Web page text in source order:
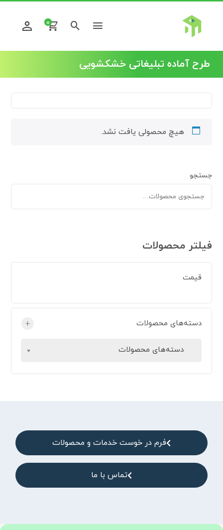
0
طرح آماده تبلیغاتی خشکشویی
هیچ محصولی یافت نشد.
جستجو
فیلتر محصولات
قیمت
دسته‌های محصولات +
دسته‌های محصولات
فرم در خوست خدمات و محصولات
تماس با ما